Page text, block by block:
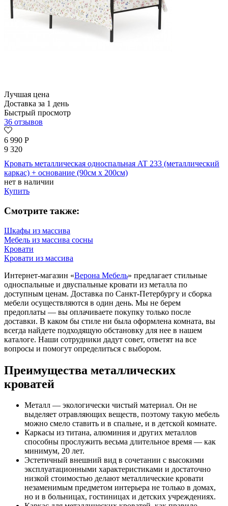
Лучшая цена
Доставка за 1 день
Быстрый просмотр
36 отзывов
6 990 Р
9 320
Кровать металлическая односпальная AT 233 (металлический
каркас) + основание (90см x 200см)
нет в наличии
Купить
Смотрите также:
Шкафы из массива
Мебель из массива сосны
Кровати
Кровати из массива
Интернет-магазин «Верона Мебель» предлагает стильные
односпальные и двуспальные кровати из металла по
доступным ценам. Доставка по Санкт-Петербургу и сборка
мебели осуществляются в один день. Мы не берем
предоплаты — вы оплачиваете покупку только после
доставки. В каком бы стиле ни была оформлена комната, вы
всегда найдете подходящую обстановку для нее в нашем
каталоге. Наши сотрудники дадут совет, ответят на все
вопросы и помогут определиться с выбором.
Преимущества металлических
кроватей
Металл — экологически чистый материал. Он не
выделяет отравляющих веществ, поэтому такую мебель
можно смело ставить и в спальне, и в детской комнате.
Каркасы из титана, алюминия и других металлов
способны прослужить весьма длительное время — как
минимум, 20 лет.
Эстетичный внешний вид в сочетании с высокими
эксплуатационными характеристиками и достаточно
низкой стоимостью делают металлические кровати
незаменимым предметом интерьера не только в домах,
но и в больницах, гостиницах и детских учреждениях.